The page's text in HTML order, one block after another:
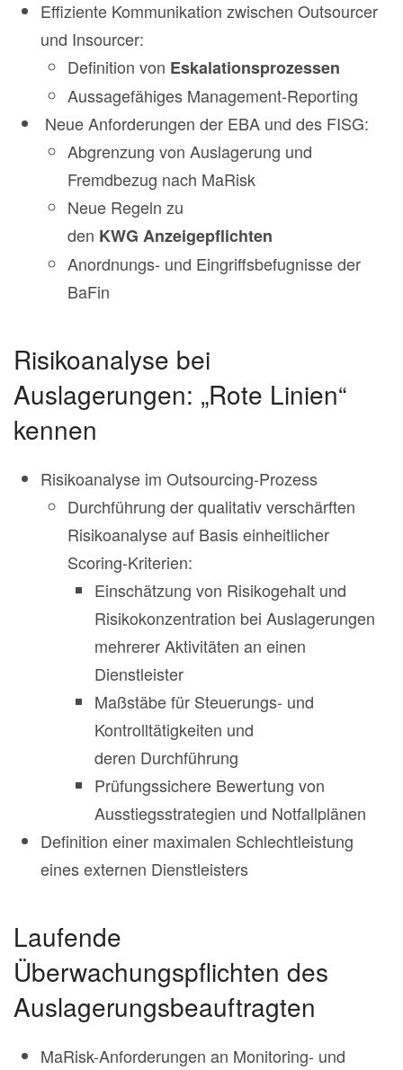
Effiziente Kommunikation zwischen Outsourcer
und Insourcer:
Definition von Eskalationsprozessen
Aussagefähiges Management-Reporting
Neue Anforderungen der EBA und des FISG:
Abgrenzung von Auslagerung und
Fremdbezug nach MaRisk
Neue Regeln zu
den KWG Anzeigepflichten
Anordnungs- und Eingriffsbefugnisse der
BaFin
Risikoanalyse bei
Auslagerungen: „Rote Linien“
kennen
Risikoanalyse im Outsourcing-Prozess
Durchführung der qualitativ verschärften
Risikoanalyse auf Basis einheitlicher
Scoring-Kriterien:
Einschätzung von Risikogehalt und
Risikokonzentration bei Auslagerungen
mehrerer Aktivitäten an einen
Dienstleister
Maßstäbe für Steuerungs- und
Kontrolltätigkeiten und
deren Durchführung
Prüfungssichere Bewertung von
Ausstiegsstrategien und Notfallplänen
Definition einer maximalen Schlechtleistung
eines externen Dienstleisters
Laufende
Überwachungspflichten des
Auslagerungsbeauftragten
MaRisk-Anforderungen an Monitoring- und